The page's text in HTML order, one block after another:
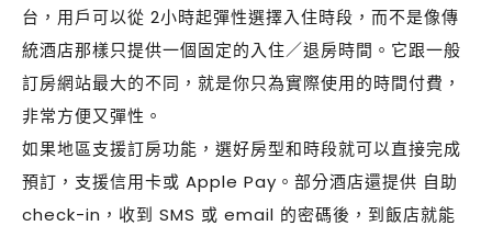
台，用戶可以從 2小時起彈性選擇入住時段，而不是像傳
統酒店那樣只提供一個固定的入住／退房時間。它跟一般
訂房網站最大的不同，就是你只為實際使用的時間付費，
非常方便又彈性。
如果地區支援訂房功能，選好房型和時段就可以直接完成
預訂，支援信用卡或 Apple Pay。部分酒店還提供 自助
check-in，收到 SMS 或 email 的密碼後，到飯店就能